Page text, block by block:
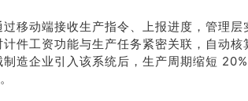
移动端接收生产指令、上报进度，管理层
件工资功能与生产任务紧密关联，自动核
造企业引入该系统后，生产周期缩短